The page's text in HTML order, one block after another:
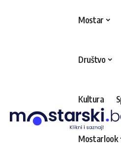
Mostar
Društvo
Kultura
Mostarlook